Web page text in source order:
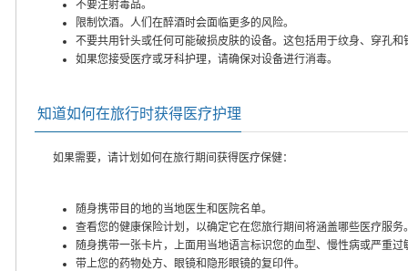
不要注射毒品。
限制饮酒。人们在醉酒时会面临更多的风险。
不要共用针头或任何可能破损皮肤的设备。这包括用于纹身、穿孔和
如果您接受医疗或牙科护理，请确保对设备进行消毒。
知道如何在旅行时获得医疗护理
如果需要，请计划如何在旅行期间获得医疗保健：
随身携带目的地的当地医生和医院名单。
查看您的健康保险计划，以确定它在您旅行期间将涵盖哪些医疗服
随身携带一张卡片，上面用当地语言标识您的血型、慢性病或严重
带上您的药物处方、眼镜和隐形眼镜的复印件。